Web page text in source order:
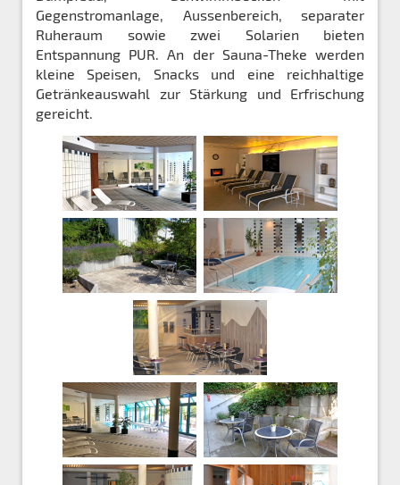
Gegenstromanlage, Aussenbereich, separater
Ruheraum sowie zwei Solarien bieten
Entspannung PUR. An der Sauna-Theke werden
kleine Speisen, Snacks und eine reichhaltige
Getränkeauswahl zur Stärkung und Erfrischung
gereicht.